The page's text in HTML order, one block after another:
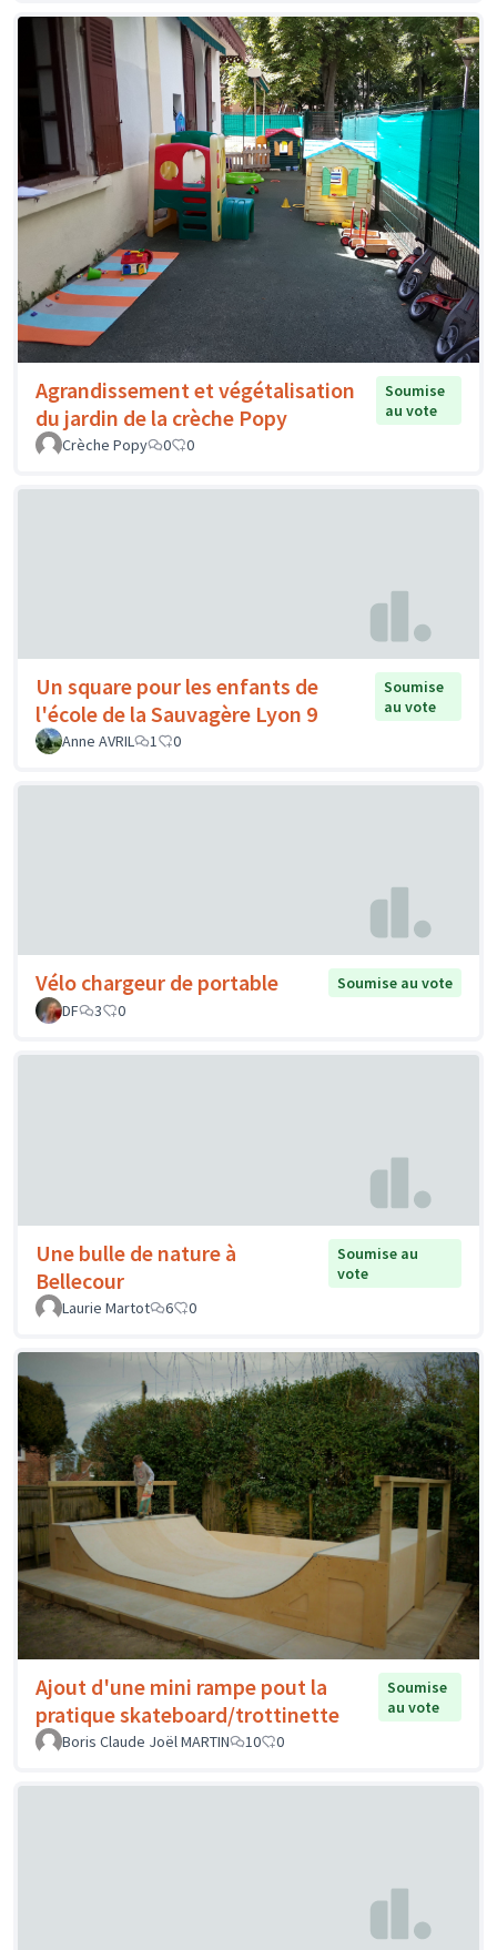
Agrandissement et végétalisation
du jardin de la crèche Popy
Soumise
au vote
Crèche Popy
0 0
Un square pour les enfants de
l'école de la Sauvagère Lyon 9
Soumise
au vote
Anne AVRIL
1 0
Vélo chargeur de portable
Soumise au vote
DF
3 0
Une bulle de nature à
Bellecour
Soumise au
vote
Laurie Martot
6 0
Ajout d'une mini rampe pout la
pratique skateboard/trottinette
Soumise
au vote
Boris Claude Joël MARTIN
10 0